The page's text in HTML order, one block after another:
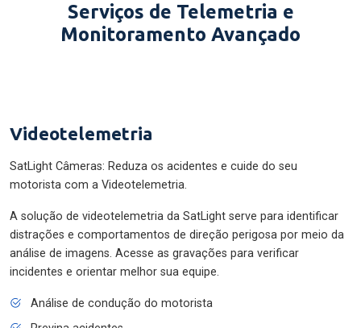
Serviços de Telemetria e
Monitoramento Avançado
Videotelemetria
SatLight Câmeras: Reduza os acidentes e cuide do seu
motorista com a Videotelemetria.
A solução de videotelemetria da SatLight serve para identificar
distrações e comportamentos de direção perigosa por meio da
análise de imagens. Acesse as gravações para verificar
incidentes e orientar melhor sua equipe.
Análise de condução do motorista